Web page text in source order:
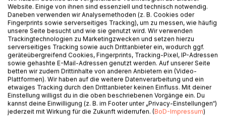
kulturellen Perspektive eingehend und kritisch
durchleuchtet. Eine Gesamtbewertung wird dann in Kapitel
sechs vorgenommen, bevor die Arbeit mit einem kurzen
Ausblick in Kapitel sieben endet.
Inhaltsverzeichnis:Inhaltsverzeichnis:
1.Einleitung3
1.1Problemstellung3
1.2Zielsetzung3
1.3Technisches Vorgehen4
2.Basisüberlegungen zur Virtuellen Unternehmung4
Website. Einige von ihnen sind essenziell und technisch notwendig.
Daneben verwenden wir Analysemethoden (z. B. Cookies oder
Fingerprints sowie serverseitiges Tracking), um zu messen, wie häufig
unsere Seite besucht und wie sie genutzt wird. Wir verwenden
Trackingtechnologien zu Marketingzwecken und setzen hierzu
serverseitiges Tracking sowie auch Drittanbieter ein, wodurch ggf.
geräteübergreifend Cookies, Fingerprints, Tracking-Pixel, IP-Adressen
sowie gehashte E-Mail-Adressen genutzt werden. Auf unserer Seite
betten wir zudem Drittinhalte von anderen Anbietern ein (Video-
Plattformen). Wir haben auf die weitere Datenverarbeitung und ein
etwaiges Tracking durch den Drittanbieter keinen Einfluss. Mit deiner
Einstellung willigst du in die oben beschriebenen Vorgänge ein. Du
kannst deine Einwilligung (z. B. im Footer unter „Privacy-Einstellungen“)
jederzeit mit Wirkung für die Zukunft widerrufen. (BoD-Impressum)